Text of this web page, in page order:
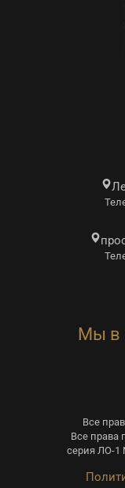
Мы в
Все
Все права
серия ЛО-1